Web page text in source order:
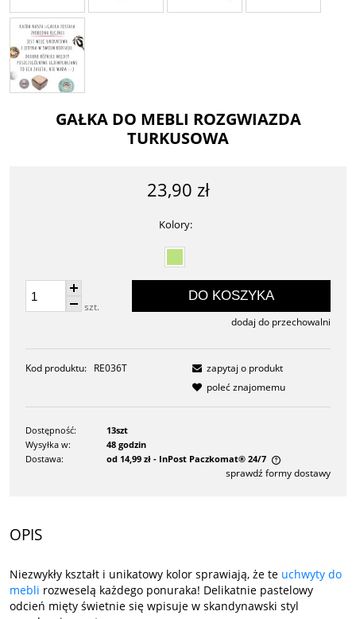
GAŁKA DO MEBLI ROZGWIAZDA
TURKUSOWA
23,90 zł
Kolory:
szt.
DO KOSZYKA
dodaj do przechowalni
Kod produktu: RE036T
zapytaj o produkt
poleć znajomemu
Dostępność:
13szt
Wysyłka w:
48 godzin
Dostawa:
od 14,99 zł - InPost Paczkomat® 24/7
Cena nie zawiera ewentualnych kosztów płatności
sprawdź formy dostawy
OPIS
Niezwykły kształt i unikatowy kolor sprawiają, że te uchwyty do
mebli rozweselą każdego ponuraka! Delikatnie pastelowy
odcień mięty świetnie się wpisuje w skandynawski styl